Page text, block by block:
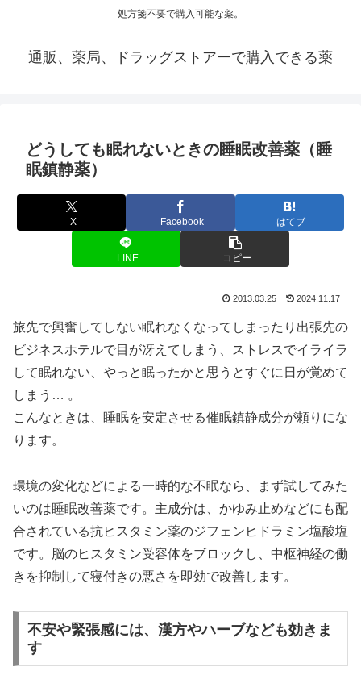
処方箋不要で購入可能な薬。
通販、薬局、ドラッグストアーで購入できる薬
どうしても眠れないときの睡眠改善薬（睡
眠鎮静薬）
X Facebook はてブ
LINE コピー
2013.03.25 2024.11.17
旅先で興奮してしない眠れなくなってしまったり出張先の
ビジネスホテルで目が冴えてしまう、ストレスでイライラ
して眠れない、やっと眠ったかと思うとすぐに日が覚めて
しまう… 。
こんなときは、睡眠を安定させる催眠鎮静成分が頼りにな
ります。
環境の変化などによる一時的な不眠なら、まず試してみた
いのは睡眠改善薬です。主成分は、かゆみ止めなどにも配
合されている抗ヒスタミン薬のジフェンヒドラミン塩酸塩
です。脳のヒスタミン受容体をブロックし、中枢神経の働
きを抑制して寝付きの悪さを即効で改善します。
不安や緊張感には、漢方やハーブなども効きま
す